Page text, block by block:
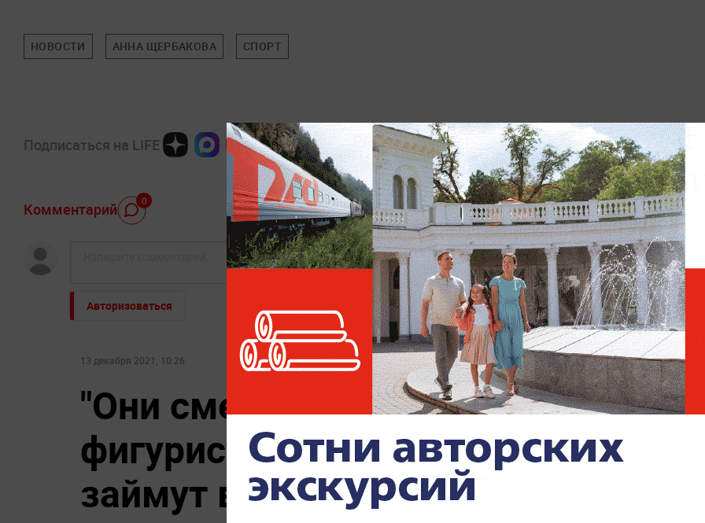
НОВОСТИ АННА ЩЕРБАКОВА СПОРТ
Подписаться на LIFE
Комментарий 0
Авторизоваться
13 декабря 2021, 10:26
"Они сметут всех": Канадские
фигуристы уверены, что
займут весь пьедестал почёта на